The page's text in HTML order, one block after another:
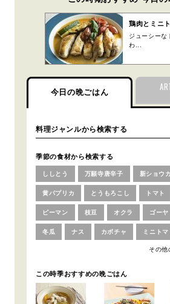
鶏肉とミニ
ジューシーな
わ...
今日の晩ごはん
季節の食材から検索する
ししとう 万願寺唐辛子 新ショウ
黄パプリカ とうもろこし トマト
ピーマン 枝豆 オクラ ゴーヤ
冬瓜 ナス カボチャ ミニトマ
その他
この時季おすすめの晩ごはん